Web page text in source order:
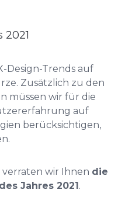
2021
Design-Trends auf
Zusätzlich zu den
müssen wir für die
auf
berücksichtigen,
wir Ihnen die
Jahres 2021.